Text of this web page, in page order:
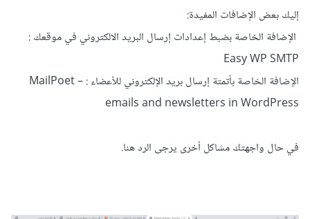
إليك بعض الإضافات المفيدة:
الإضافة الخاصة بضبط إعدادات إرسال البريد الالكتروني في موقعك :
Easy WP SMTP
الإضافة الخاصة بأتمتة إرسال بريد الإلكتروني للأعضاء : MailPoet –
emails and newsletters in WordPress
في حال واجهتك مشاكل أخرى يرجى الرد هنا.